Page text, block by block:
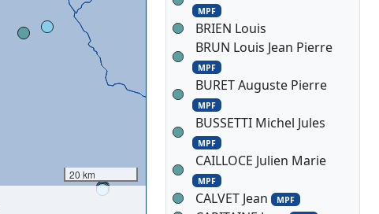
20 km
MPF
BRIEN Louis
BRUN Louis Jean Pierre
MPF
BURET Auguste Pierre
MPF
BUSSETTI Michel Jules
MPF
CAILLOCE Julien Marie
MPF
CALVET Jean MPF